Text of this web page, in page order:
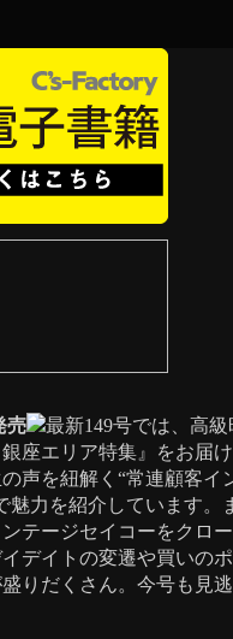
売
最新149号では、高
座エリア特集』をお届
声を紐解く“常連顧客イ
魅力を紹介しています。
テージセイコーをクロ
デイトの変遷や買いの
りだくさん。今号も見